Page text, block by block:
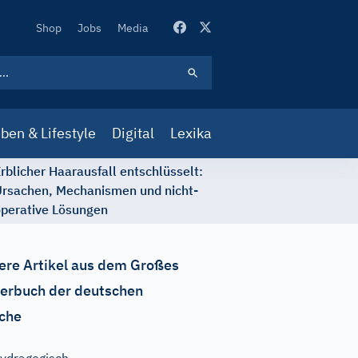
Secondary
Shop Jobs Media
& Lifestyle Digital Lexika
Haarausfall entschlüsselt:
Mechanismen und nicht-
Lösungen
Artikel aus dem Großes
der deutschen